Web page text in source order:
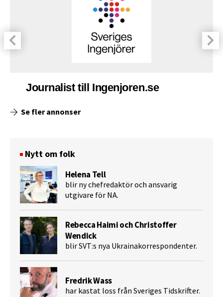
Journalist till Ingenjoren.se
Se fler annonser
Nytt om folk
Helena Tell
blir ny chefredaktör och ansvarig
utgivare för NA.
Rebecca Haimi och Christoffer
Wendick
blir SVT:s nya Ukrainakorrespondenter.
Fredrik Wass
har kastat loss från Sveriges Tidskrifter.